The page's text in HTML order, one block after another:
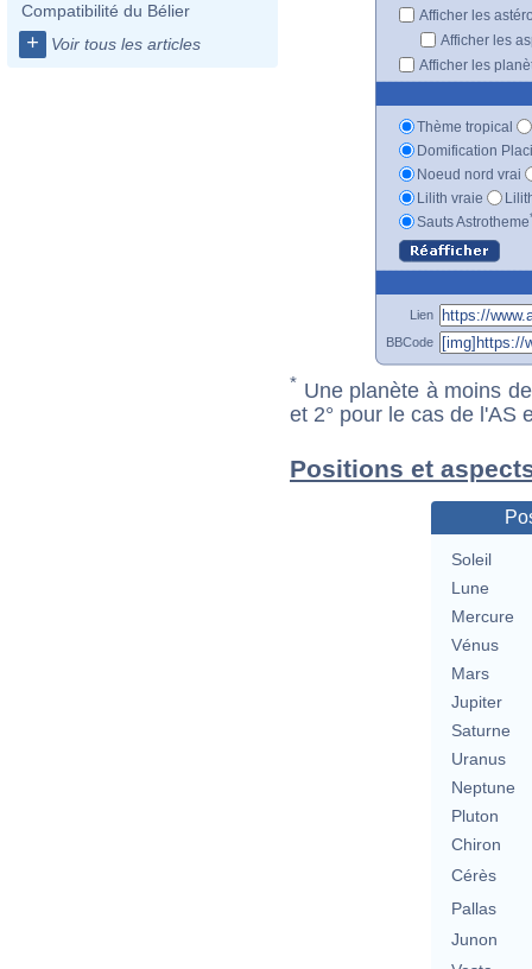
Compatibilité du Bélier
+ Voir tous les articles
Afficher les
Afficher les
Afficher les
Thème tropical
Domification
Noeud nord vrai
Lilith vraie
Sauts Astrotheme
Lien
BBCode
* Une planète à moins
et 2° pour le cas de l'AS
Positions et
Soleil
Lune
Mercure
Vénus
Mars
Jupiter
Saturne
Uranus
Neptune
Pluton
Chiron
Cérès
Pallas
Junon